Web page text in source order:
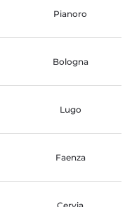
Pianoro
Bologna
Lugo
Faenza